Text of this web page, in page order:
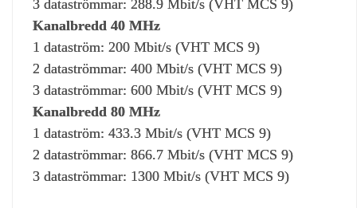
3 dataströmmar: 288.9 Mbit/s (VHT MCS 9)
Kanalbredd 40 MHz
1 dataström: 200 Mbit/s (VHT MCS 9)
2 dataströmmar: 400 Mbit/s (VHT MCS 9)
3 dataströmmar: 600 Mbit/s (VHT MCS 9)
Kanalbredd 80 MHz
1 dataström: 433.3 Mbit/s (VHT MCS 9)
2 dataströmmar: 866.7 Mbit/s (VHT MCS 9)
3 dataströmmar: 1300 Mbit/s (VHT MCS 9)